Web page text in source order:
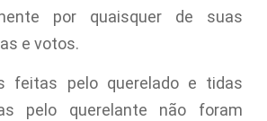
por quaisquer de suas
e votos.
feitas pelo querelado e tidas
pelo querelante não foram